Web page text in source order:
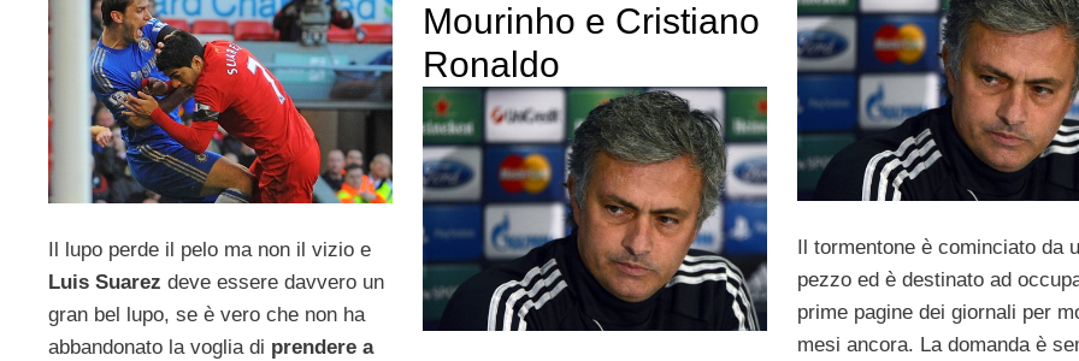
Il lupo perde il pelo ma non il vizio e
Luis Suarez deve essere davvero un
gran bel lupo, se è vero che non ha
abbandonato la voglia di prendere a
Mourinho e Cristiano
Ronaldo
Il tormentone è cominciato da
pezzo ed è destinato ad
prime pagine dei giornali per
mesi ancora. La domanda è